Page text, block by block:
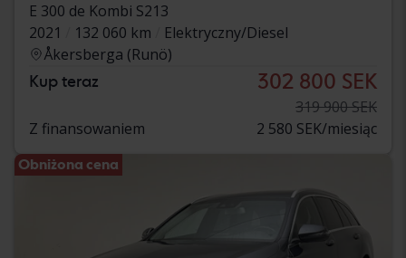
E 300 de Kombi S213
2021
132 060 km
Elektryczny/Diesel
Åkersberga (Runö)
Kup teraz 302 800 SEK
319 900 SEK
Z finansowaniem
2 580 SEK/miesiąc
Obniżona cena